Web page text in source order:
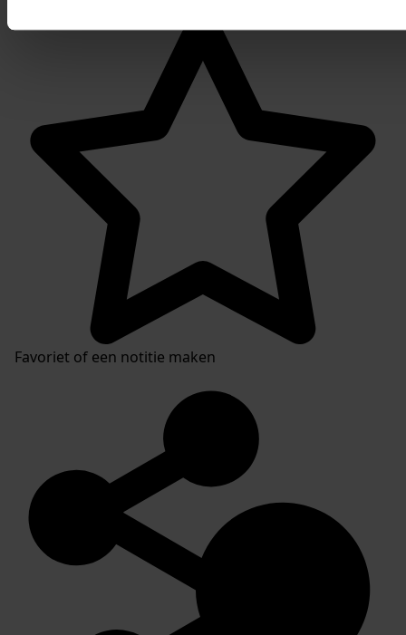
Favoriet of een notitie maken